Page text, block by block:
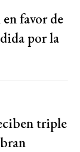
favor de
por la
triple